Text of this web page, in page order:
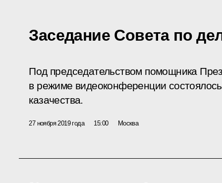
Заседание Совета по
Под председательством помощника
в режиме видеоконференции
казачества.
27 ноября 2019 года 15:00 Москва